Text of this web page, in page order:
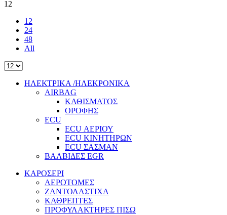
12
12
24
48
All
ΗΛΕΚΤΡΙΚΑ /ΗΛΕΚΡΟΝΙΚΑ
AIRBAG
ΚΑΘΙΣΜΑΤΟΣ
ΟΡΟΦΗΣ
ECU
ECU ΑΕΡΙΟΥ
ECU ΚΙΝΗΤΗΡΩΝ
ECU ΣΑΣΜΑΝ
ΒΑΛΒΙΔΕΣ EGR
ΚΑΡΟΣΕΡΙ
ΑΕΡΟΤΟΜΕΣ
ΖΑΝΤΟΛΑΣΤΙΧΑ
ΚΑΘΡΕΠΤΕΣ
ΠΡΟΦΥΛΑΚΤΗΡΕΣ ΠΙΣΩ